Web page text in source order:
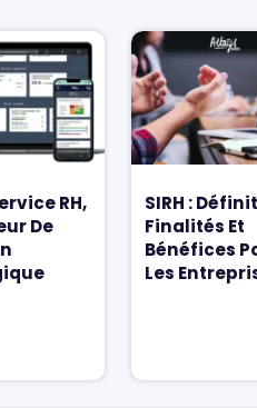
RH,
De
SIRH :
Finalités Et
Bénéfices
Les